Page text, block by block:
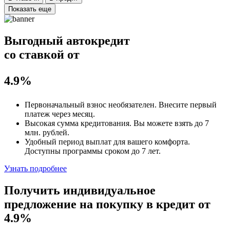
Показать еще
Выгодный автокредит
со ставкой от
4.9%
Первоначальный взнос необязателен. Внесите первый
платеж через месяц.
Высокая сумма кредитования. Вы можете взять до 7
млн. рублей.
Удобный период выплат для вашего комфорта.
Доступны программы сроком до 7 лет.
Узнать подробнее
Получить индивидуальное
предложение на покупку в кредит от
4.9%